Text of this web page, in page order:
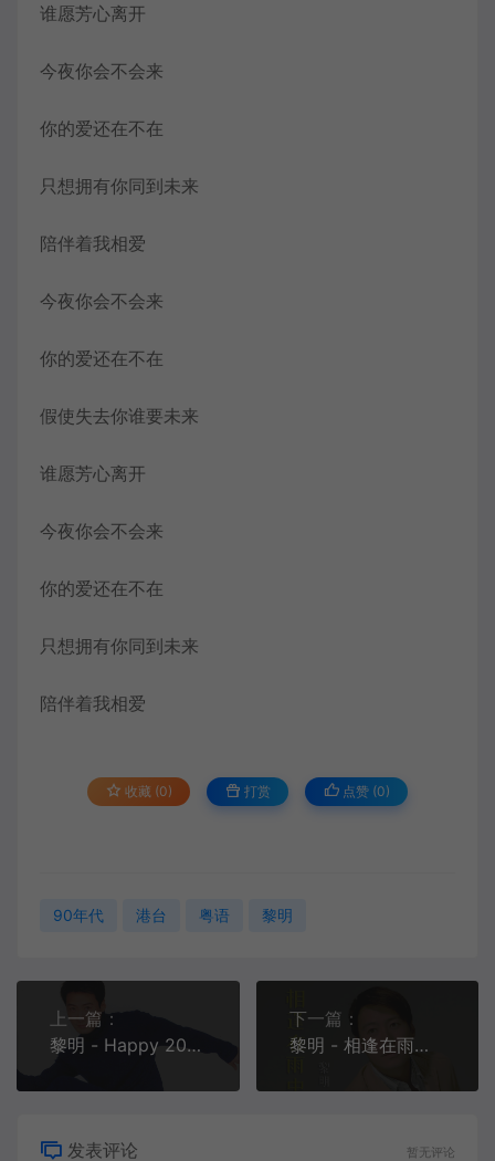
谁愿芳心离开
今夜你会不会来
你的爱还在不在
只想拥有你同到未来
陪伴着我相爱
今夜你会不会来
你的爱还在不在
假使失去你谁要未来
谁愿芳心离开
今夜你会不会来
你的爱还在不在
只想拥有你同到未来
陪伴着我相爱
收藏 (0) 打赏 点赞 (0)
90年代 港台 粤语 黎明
上一篇：
黎明 - Happy 2000 (国语)[MP3-320K/FLAC][7.77M/22.8M]
下一篇：
黎明 - 相逢在雨中[MP3-320K/FLAC][8.93M/26.1M]
发表评论 暂无评论